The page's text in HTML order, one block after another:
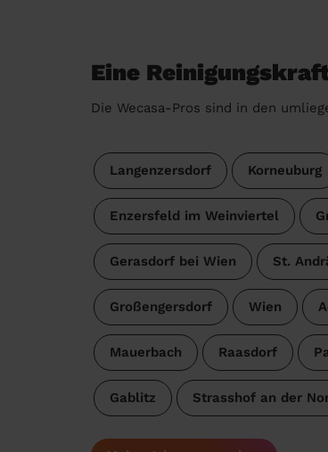
Eine
Die Wecasa-Pros sind in den
Langenzersdorf Korneuburg
Enzersfeld im Weinviertel
Gerasdorf bei Wien St.
Großengersdorf Wien
Mauerbach Raasdorf
Gablitz Strasshof an der